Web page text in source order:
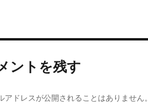
ントを残す
アドレスが公開されることはありません。